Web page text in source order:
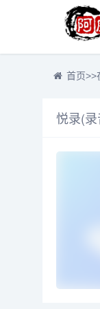
首页>>
悦录(